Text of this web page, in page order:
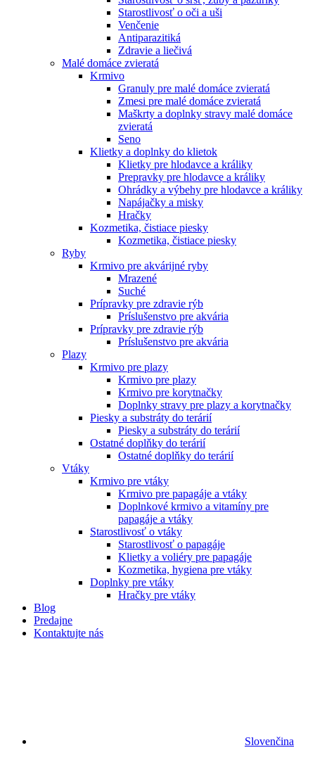
Starostlivosť o oči a uši
Venčenie
Antiparazitiká
Zdravie a liečivá
Malé domáce zvieratá
Krmivo
Granuly pre malé domáce zvieratá
Zmesi pre malé domáce zvieratá
Maškrty a doplnky stravy malé domáce
zvieratá
Seno
Klietky a doplnky do klietok
Klietky pre hlodavce a králiky
Prepravky pre hlodavce a králiky
Ohrádky a výbehy pre hlodavce a králiky
Napájačky a misky
Hračky
Kozmetika, čistiace piesky
Kozmetika, čistiace piesky
Ryby
Krmivo pre akvárijné ryby
Mrazené
Suché
Prípravky pre zdravie rýb
Príslušenstvo pre akvária
Prípravky pre zdravie rýb
Príslušenstvo pre akvária
Plazy
Krmivo pre plazy
Krmivo pre plazy
Krmivo pre korytnačky
Doplnky stravy pre plazy a korytnačky
Piesky a substráty do terárií
Piesky a substráty do terárií
Ostatné doplňky do terárií
Ostatné doplňky do terárií
Vtáky
Krmivo pre vtáky
Krmivo pre papagáje a vtáky
Doplnkové krmivo a vitamíny pre
papagáje a vtáky
Starostlivosť o vtáky
Starostlivosť o papagáje
Klietky a voliéry pre papagáje
Kozmetika, hygiena pre vtáky
Doplnky pre vtáky
Hračky pre vtáky
Blog
Predajne
Kontaktujte nás
Slovenčina